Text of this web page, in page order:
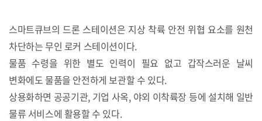
스마트큐브의 드론 스테이션은 지상 착륙 안전 위협 요소를 원천
차단하는 무인 로커 스테이션이다.
물품 수령을 위한 별도 인력이 필요 없고 갑작스러운 날씨
변화에도 물품을 안전하게 보관할 수 있다.
상용화하면 공공기관, 기업 사옥, 야외 이착륙장 등에 설치해 일반
물류 서비스에 활용할 수 있다.